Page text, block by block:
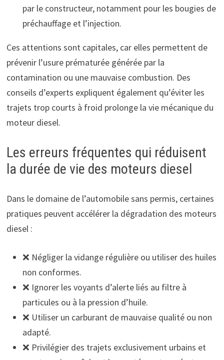
par le constructeur, notamment pour les bougies de
préchauffage et l’injection.
Ces attentions sont capitales, car elles permettent de
prévenir l’usure prématurée générée par la
contamination ou une mauvaise combustion. Des
conseils d’experts expliquent également qu’éviter les
trajets trop courts à froid prolonge la vie mécanique du
moteur diesel.
Les erreurs fréquentes qui réduisent
la durée de vie des moteurs diesel
Dans le domaine de l’automobile sans permis, certaines
pratiques peuvent accélérer la dégradation des moteurs
diesel :
❌ Négliger la vidange régulière ou utiliser des huiles
non conformes.
❌ Ignorer les voyants d’alerte liés au filtre à
particules ou à la pression d’huile.
❌ Utiliser un carburant de mauvaise qualité ou non
adapté.
❌ Privilégier des trajets exclusivement urbains et